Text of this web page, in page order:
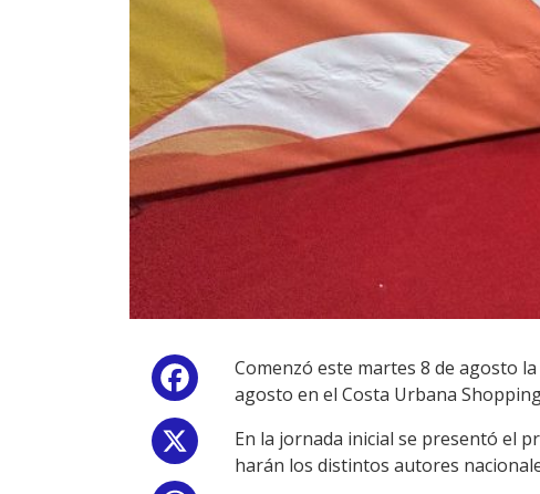
Facebook
Comenzó este martes 8 de agosto
agosto en el Costa Urbana
En la jornada inicial se presentó el
harán los distintos autores